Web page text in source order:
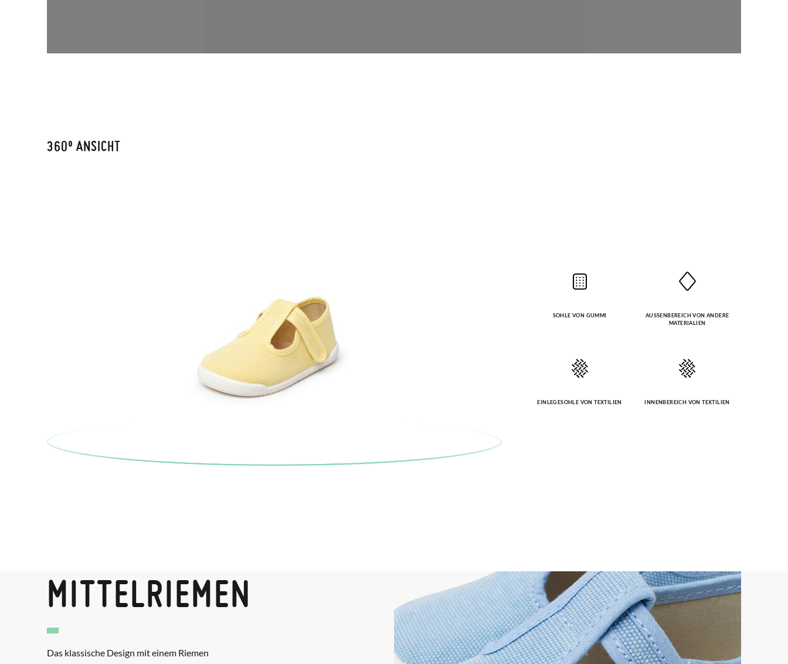
360º ANSICHT
SOHLE VON GUMMI
AUSSENBEREICH VON ANDERE M
ATERIALIEN
EINLEGESOHLE VON TEXTILIEN INNENBEREICH VON TEXTILIEN
MITTELRIEMEN
Das klassische Design mit einem Riemen